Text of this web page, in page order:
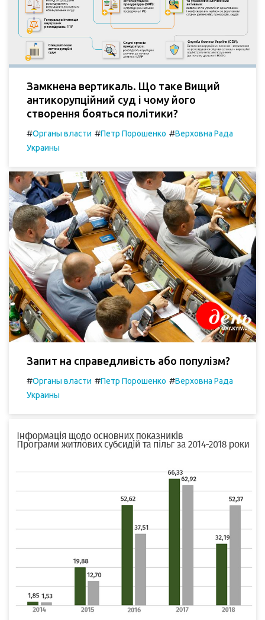
Замкнена вертикаль. Що таке Вищий
антикорупційний суд і чому його
створення бояться політики?
#Органы власти #Петр Порошенко #Верховна Рада
Украины
Запит на справедливість або популізм?
#Органы власти #Петр Порошенко #Верховна Рада
Украины